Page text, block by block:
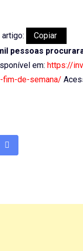
Copiar
pessoas
em: https://
de-semana/
Share